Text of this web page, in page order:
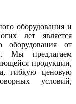
оборудования и
лет является
оборудования от
Мы предлагаем
продукции,
гибкую ценовую
условий,